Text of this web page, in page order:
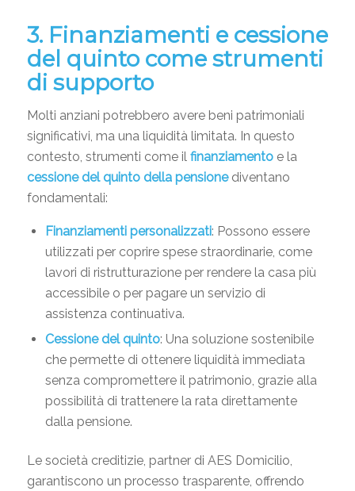
3. Finanziamenti e cessione
del quinto come strumenti
di supporto
Molti anziani potrebbero avere beni patrimoniali
significativi, ma una liquidità limitata. In questo
contesto, strumenti come il finanziamentoe la
cessione del quinto della pensionediventano
fondamentali:
Finanziamenti personalizzati: Possono essere
utilizzati per coprire spese straordinarie, come
lavori di ristrutturazione per rendere la casa più
accessibile o per pagare un servizio di
assistenza continuativa.
Cessione del quinto: Una soluzione sostenibile
che permette di ottenere liquidità immediata
senza compromettere il patrimonio, grazie alla
possibilità di trattenere la rata direttamente
dalla pensione.
Le società creditizie, partner di AES Domicilio,
garantiscono un processo trasparente, offrendo